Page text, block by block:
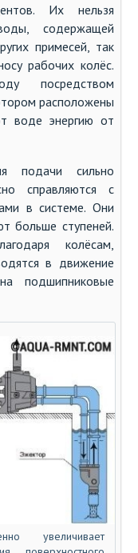
Их нельзя
содержащей
примесей, так
рабочих колёс.
посредством
расположены
воде энергию от
подачи сильно
справляются с
в системе. Они
больше ступеней.
колёсам,
в движение
подшипниковые
увеличивает